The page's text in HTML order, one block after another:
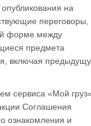
на
переговоры,
форме между
предмета
включая
сервиса «Мой
Соглашения
ознакомления и